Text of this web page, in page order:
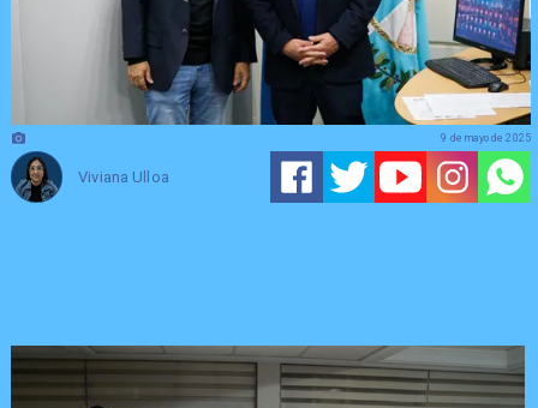
Viviana Ulloa
9 de mayo de 2025